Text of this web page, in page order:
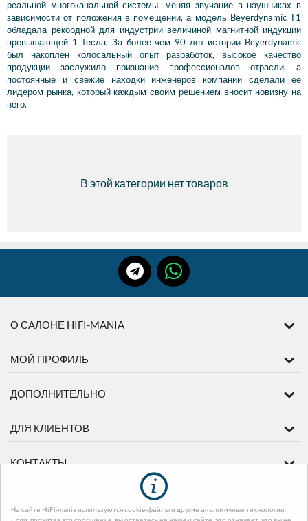
На сайте HiFi-mania используются cookie-файлы и другие аналогичные технологии.
реальной многоканальной системы, меняя звучание в наушниках в
зависимости от положения в помещении, а модель Beyerdynamic T1
обладала рекордной для индустрии величиной магнитной индукции
превышающей 1 Тесла. За более чем 90 лет истории Beyerdynamic
был накоплен колосальный опыт разработок, высокое качество
продукции заслужило признание профессионалов отрасли, а
постоянные и свежие находки инженеров компании сделали ее
лидером рынка, который каждым своим решением вносит новизну на
него.
В этой категории нет товаров
О САЛОНЕ HIFI-MANIA
МОЙ ПРОФИЛЬ
ДОПОЛНИТЕЛЬНО
ДЛЯ КЛИЕНТОВ
КОНТАКТЫ
© 2003-2026 диМЕДИА. На базеCS-Cart - Платформа для интернет-